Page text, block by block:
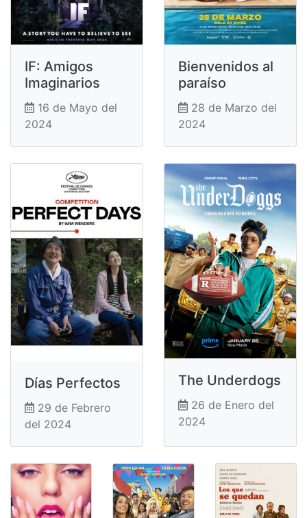
IF: Amigos
Imaginarios
16 de Mayo del
2024
Bienvenidos al
paraíso
28 de Marzo del
2024
Días Perfectos
29 de Febrero
del 2024
The Underdogs
26 de Enero del
2024